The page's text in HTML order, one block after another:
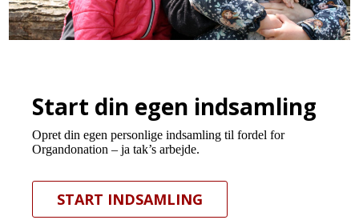
Start din egen indsamling
Opret din egen personlige indsamling til fordel for
Organdonation – ja tak’s arbejde.
START INDSAMLING